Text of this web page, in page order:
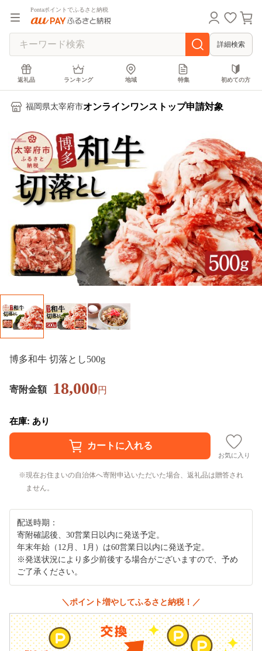
Pontaポイントでふるさと納税
詳細検索
返礼品 ランキング 地域 特集 初めての方
福岡県太宰府市オンラインワンストップ申請対象
博多和牛 切落とし500g
寄附金額 18,000円
在庫: あり
お気に入り
現在お住まいの自治体へ寄附申込いただいた場合、返礼品は贈答され
ません。
配送時期：
寄附確認後、30営業日以内に発送予定。
年末年始（12月、1月）は60営業日以内に発送予定。
※発送状況により多少前後する場合がございますので、予め
ご了承ください。
＼ポイント増やしてふるさと納税！／